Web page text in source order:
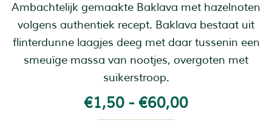
Ambachtelijk gemaakte Baklava met hazelnoten
volgens authentiek recept. Baklava bestaat uit
flinterdunne laagjes deeg met daar tussenin een
smeuïge massa van nootjes, overgoten met
suikerstroop.
€1,50 - €60,00